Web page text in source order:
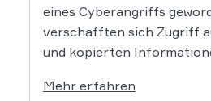
eines Cyberangriffs
verschafften sich Zugriff
und kopierten
Folgen das Datenleck für
Mehr erfahren